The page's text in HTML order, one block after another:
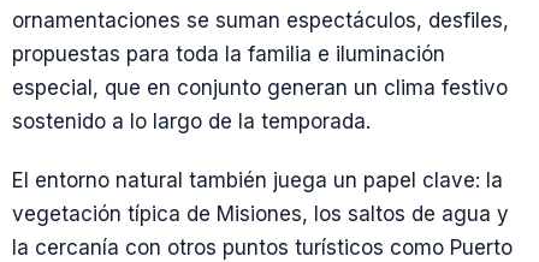
ornamentaciones se suman espectáculos, desfiles,
propuestas para toda la familia e iluminación
especial, que en conjunto generan un clima festivo
sostenido a lo largo de la temporada.
El entorno natural también juega un papel clave: la
vegetación típica de Misiones, los saltos de agua y
la cercanía con otros puntos turísticos como Puerto